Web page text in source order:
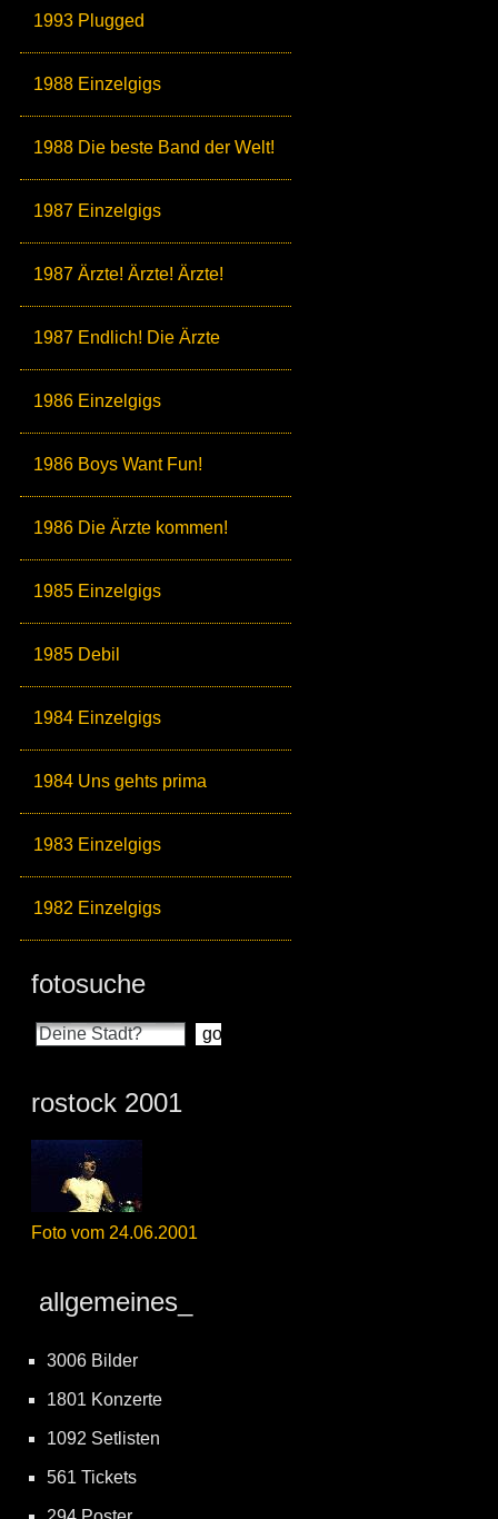
1993 Plugged
1988 Einzelgigs
1988 Die beste Band der Welt!
1987 Einzelgigs
1987 Ärzte! Ärzte! Ärzte!
1987 Endlich! Die Ärzte
1986 Einzelgigs
1986 Boys Want Fun!
1986 Die Ärzte kommen!
1985 Einzelgigs
1985 Debil
1984 Einzelgigs
1984 Uns gehts prima
1983 Einzelgigs
1982 Einzelgigs
fotosuche
rostock 2001
Foto vom 24.06.2001
allgemeines_
3006 Bilder
1801 Konzerte
1092 Setlisten
561 Tickets